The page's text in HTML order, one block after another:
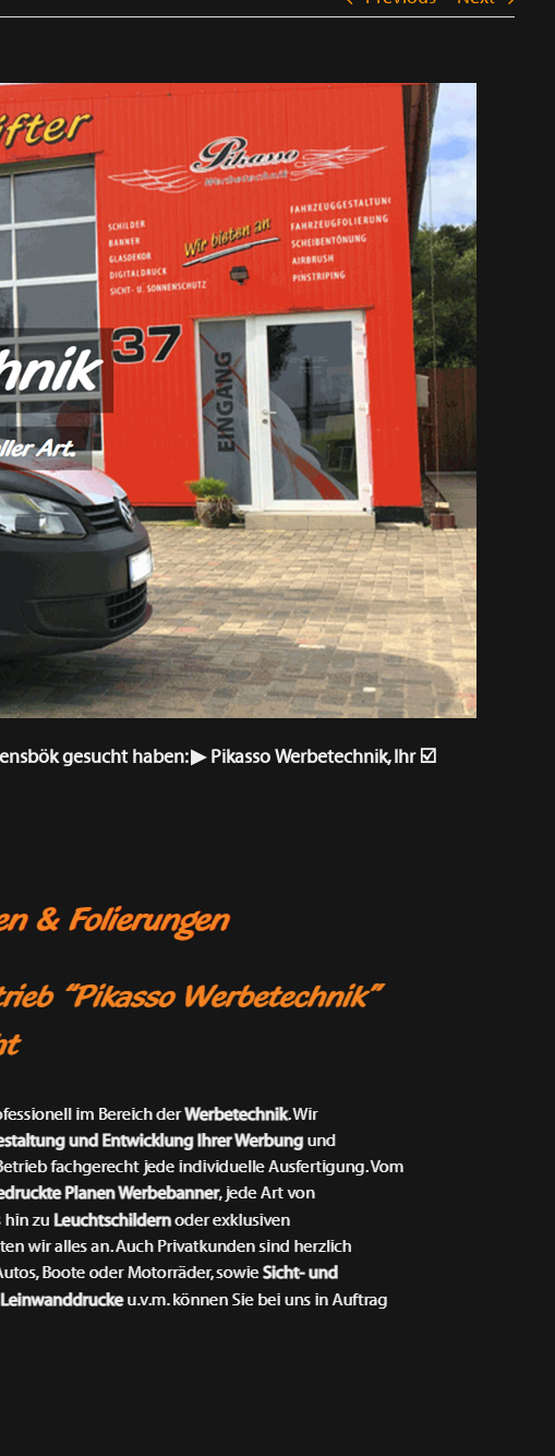
gesucht haben: ▶︎ Pikasso Werbetechnik, Ihr ☑️